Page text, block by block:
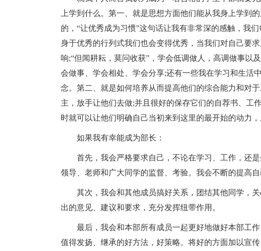
上学到什么。第一、就是思想方面他们能从我身上学到
的，“让优秀成为习惯”这句话让我有非常深的感触，我
身于优秀的行列式我们也会变得优秀，当我们对自己要
响;“但闻耕耘，莫问收获”，学会低调做人，高调做事以
会做事、学会相处、学会分享;还有一些我在学习和生活
念。第二、就是如何培养从而提高他们的综合能力和对
主，放手让他们去做;并且很好的保存它们的自荐书、工
时就可以让他们明确自己当初来到这里的最开始的动力
如果我有幸能成为部长：
首先，我会严格要求自己，不论在学习、工作，还
领导、老师和广大同学的监督、考验。我会不断的提高
其次，我会和其他成员搞好关系，团结其他同学，
出的意见、建议和要求，充分发挥纽带作用。
最后，我会和本部所有成员一起更好地做好本部工
值得发扬、继承的好方法，好策略。将好的方面加以宣